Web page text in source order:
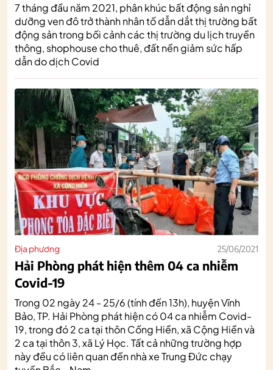
7 tháng đầu năm 2021, phân khúc bất động sản nghỉ
dưỡng ven đô trở thành nhân tố dẫn dắt thị trường bất
động sản trong bối cảnh các thị trường du lịch truyền
thông, shophouse cho thuê, đất nền giảm sức hấp
dẫn do dịch Covid
Địa phương 25/06/2021
Hải Phòng phát hiện thêm 04 ca nhiễm
Covid-19
Trong 02 ngày 24 - 25/6 (tính đến 13h), huyện Vĩnh
Bảo, TP. Hải Phòng phát hiện có 04 ca nhiễm Covid-
19, trong đó 2 ca tại thôn Cống Hiền, xã Cộng Hiền và
2 ca tại thôn 3, xã Lý Học. Tất cả những trường hợp
này đều có liên quan đến nhà xe Trung Đức chạy